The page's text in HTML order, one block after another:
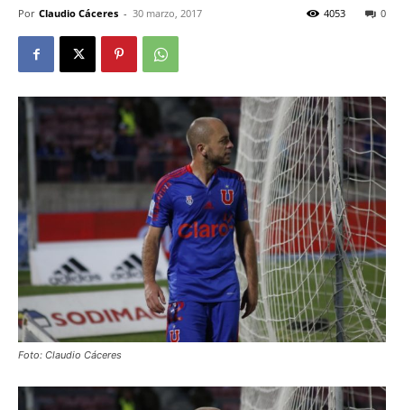
Por Claudio Cáceres - 30 marzo, 2017 0
4053
Foto: Claudio Cáceres